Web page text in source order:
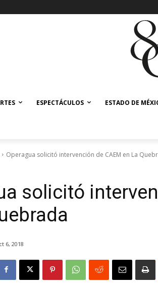
ESPECTÁCULOS ESTADO DE
Operagua solicitó intervención de CAEM en La
solicitó
6, 2018